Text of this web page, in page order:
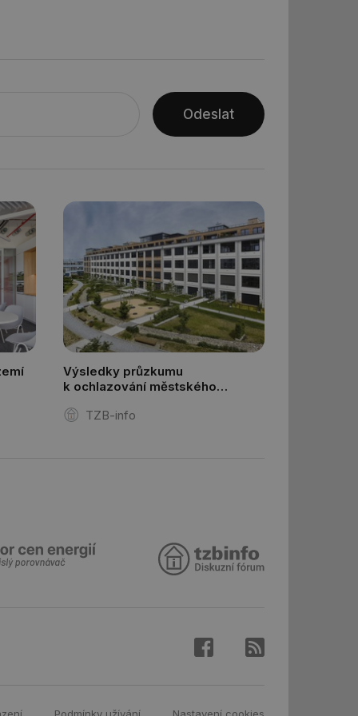
Odeslat
Výsledky průzkumu
k ochlazování městského
a městaTZB-info
session uživatele
mohl sledovat
Neobsahuje
informoval Hotjar
webu
session uživatele
mohl sledovat
Hotjar
dat